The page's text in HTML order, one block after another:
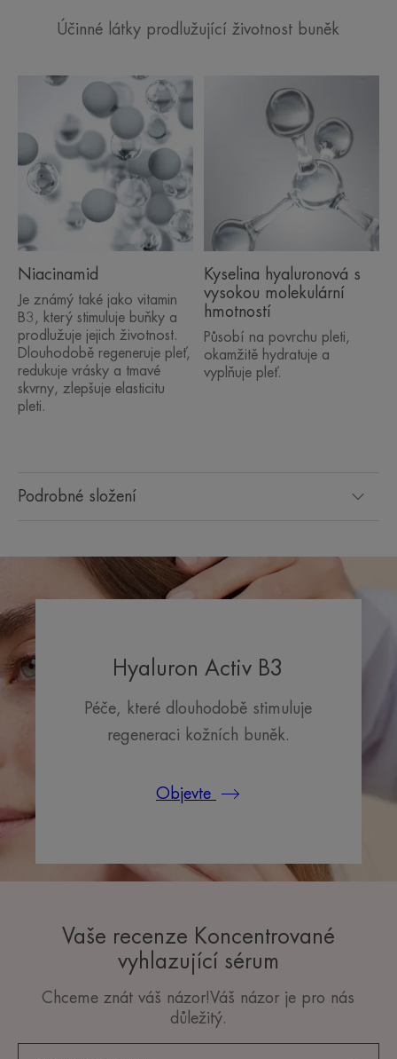
Účinné látky prodlužující životnost buněk
Podrobné složení
Niacinamid
Je známý také jako vitamin
B3, který stimuluje buňky a
prodlužuje jejich životnost.
Dlouhodobě regeneruje pleť,
redukuje vrásky a tmavé
skvrny, zlepšuje elasticitu
pleti.
Kyselina hyaluronová s
vysokou molekulární
hmotností
Působí na povrchu pleti,
okamžitě hydratuje a
vyplňuje pleť.
Hyaluron Activ B3
Péče, které dlouhodobě stimuluje
regeneraci kožních buněk.
Objevte
Vaše recenze Koncentrované
vyhlazující sérum
Chceme znát váš názor!Váš názor je pro nás
důležitý.